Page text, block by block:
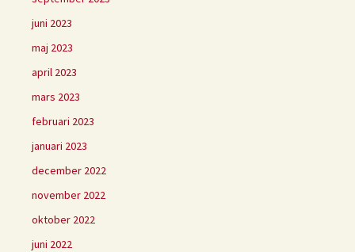
juni 2023
maj 2023
april 2023
mars 2023
februari 2023
januari 2023
december 2022
november 2022
oktober 2022
juni 2022